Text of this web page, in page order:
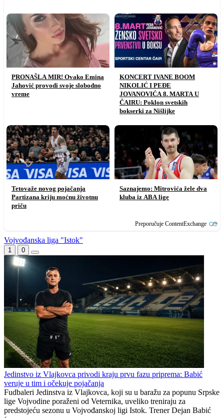
PRONAŠLA MIR! Ovako Emina
Jahović provodi svoje slobodno
vreme
KONCERT IVANE BOOM
NIKOLIĆ I PEĐE
JOVANOVIĆA 8. MARTA U
ČAIRU: Poklon svetskih
bokserki za Nišlijke
Tetovaže novog pojačanja
Partizana kriju moćnu životnu
priču
Saznajemo: Mitrovića žele dva
kluba iz ABA lige
Preporučuje ContentExchange
Vojvođanska liga "Istok"
1 0
Jedinstvo iz Vlajkovca privodi kraju prvu fazu priprema: Babić
veruje u tim i očekuje pojačanja
Fudbaleri Jedinstva iz Vlajkovca, koji su u baražu za popunu Srpske
lige Vojvodine poraženi od Veternika, uveliko treniraju za
predstojeću sezonu u Vojvođanskoj ligi Istok. Trener Dejan Babić